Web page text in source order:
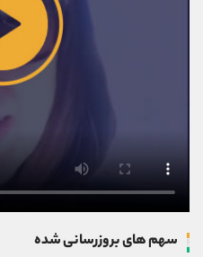
سهم های بروزرسانی شده